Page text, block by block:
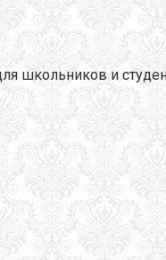
школьников и